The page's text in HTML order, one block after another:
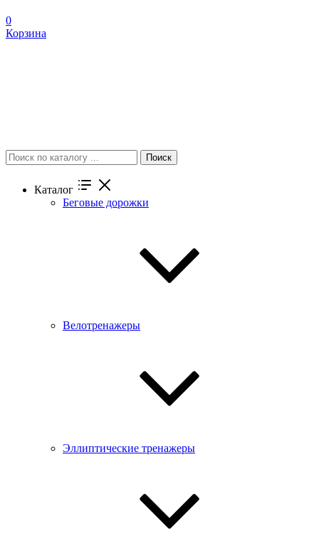
0
Корзина
Поиск
Каталог
Беговые дорожки
Велотренажеры
Эллиптические тренажеры